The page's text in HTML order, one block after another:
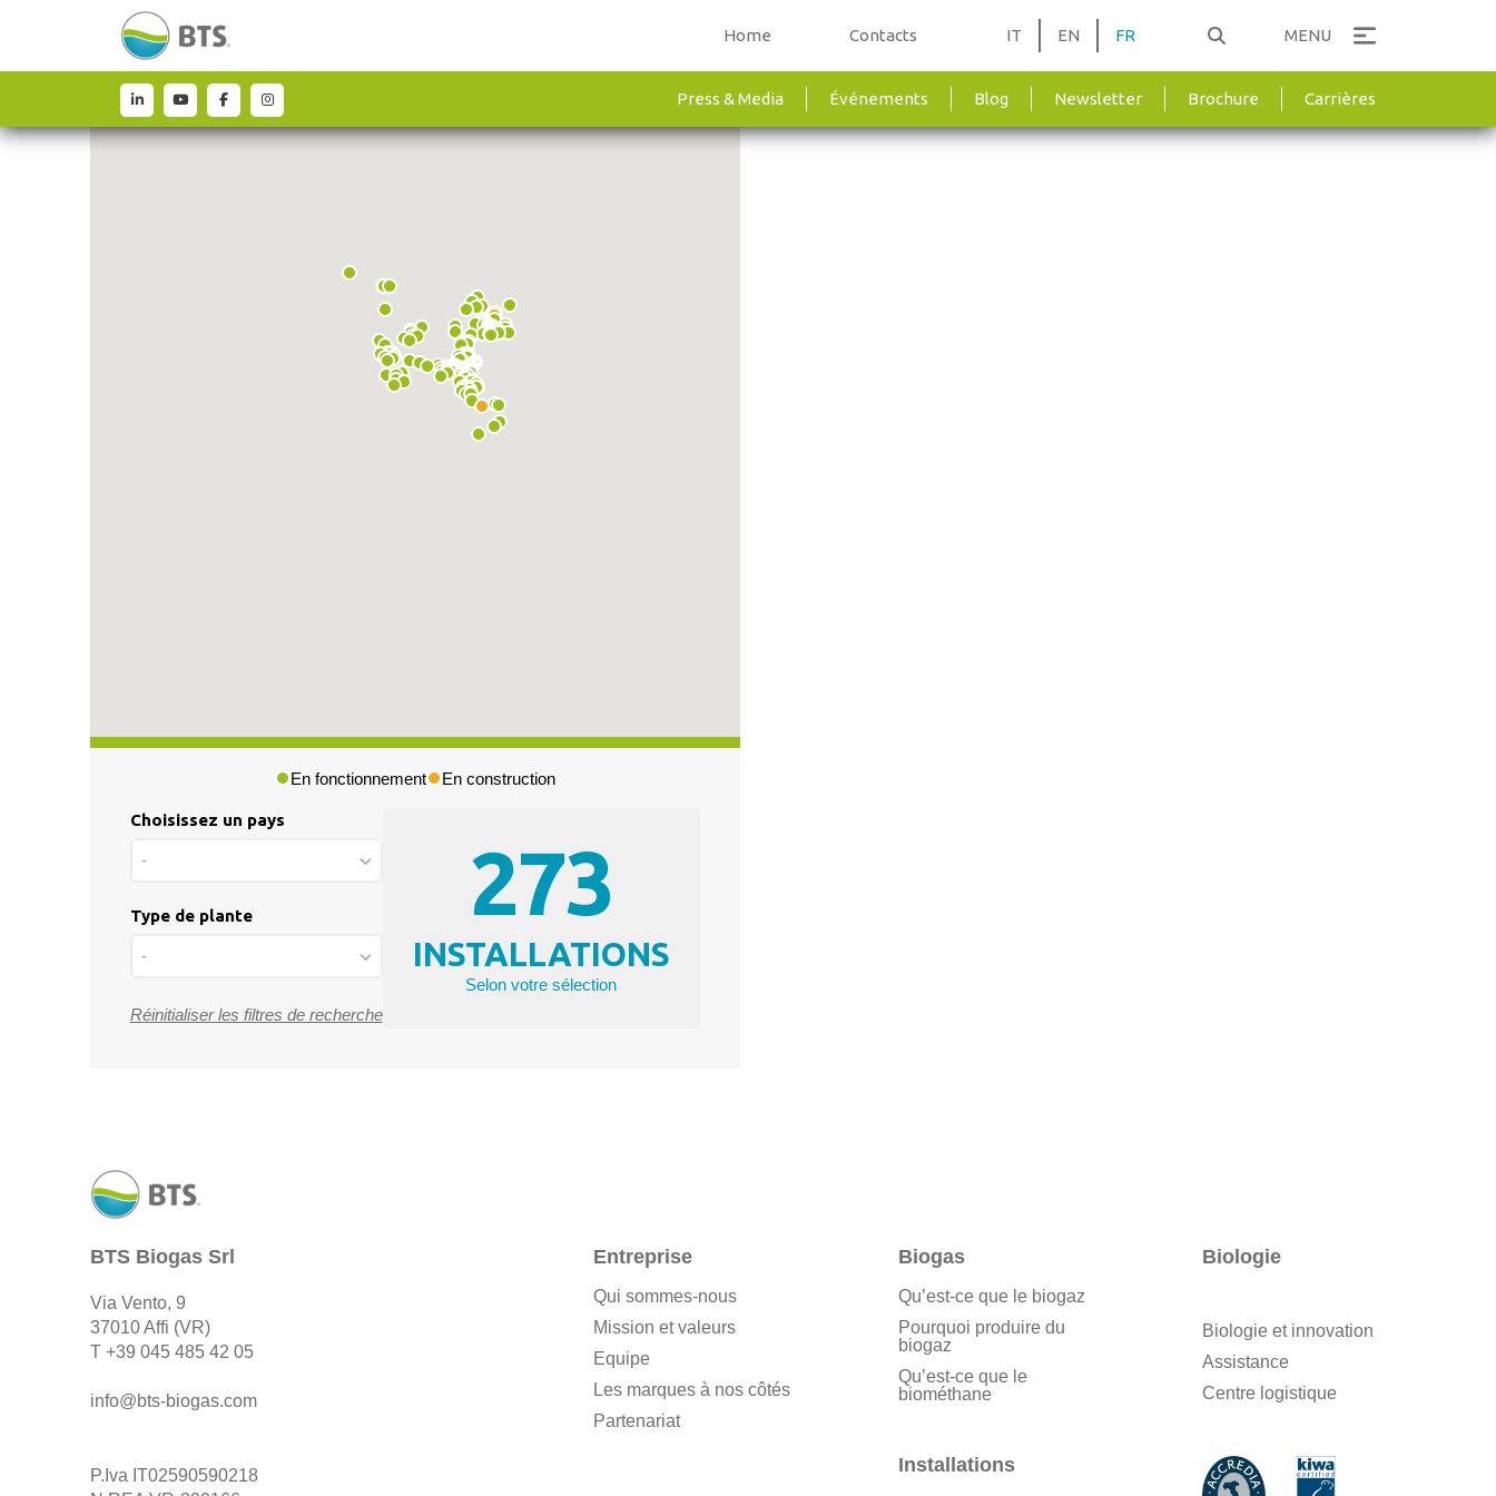
Home Contacts IT EN FR MENU
Press & Media Événements Blog Newsletter Brochure Carrières
En fonctionnement En construction
Choisissez un pays
-
Type de plante
-
Réinitialiser les filtres de recherche
273
INSTALLATIONS
Selon votre sélection
BTS Biogas Srl
Via Vento, 9
37010 Affi (VR)
T +39 045 485 42 05
info@bts-biogas.com
P.Iva IT02590590218
Entreprise
Qui sommes-nous
Mission et valeurs
Equipe
Les marques à nos côtés
Partenariat
Biogas
Qu’est-ce que le biogaz
Pourquoi produire du
biogaz
Qu’est-ce que le
biométhane
Installations
Biologie
Biologie et innovation
Assistance
Centre logistique